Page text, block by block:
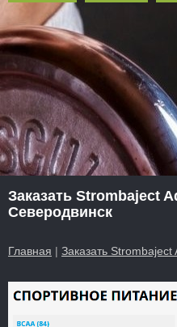
Заказать Strombaject
Северодвинск
Главная | Заказать